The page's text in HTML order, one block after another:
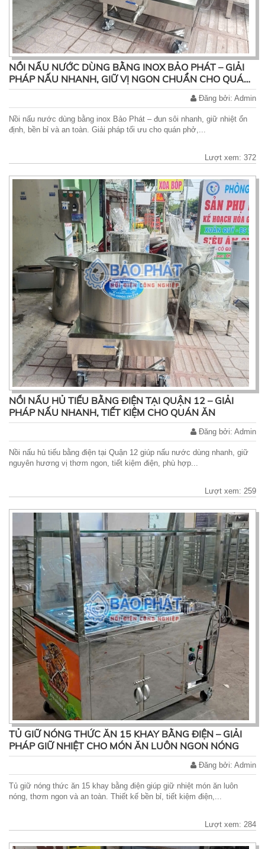
NỒI NẤU NƯỚC DÙNG BẰNG INOX BẢO PHÁT – GIẢI
PHÁP NẤU NHANH, GIỮ VỊ NGON CHUẨN CHO QUÁN
ĂN
Đăng bởi: Admin
Nồi nấu nước dùng bằng inox Bảo Phát – đun sôi nhanh, giữ nhiệt ổn
định, bền bỉ và an toàn. Giải pháp tối ưu cho quán phở,...
Lượt xem: 372
NỒI NẤU HỦ TIẾU BẰNG ĐIỆN TẠI QUẬN 12 – GIẢI
PHÁP NẤU NHANH, TIẾT KIỆM CHO QUÁN ĂN
Đăng bởi: Admin
Nồi nấu hủ tiếu bằng điện tại Quận 12 giúp nấu nước dùng nhanh, giữ
nguyên hương vị thơm ngon, tiết kiệm điện, phù hợp...
Lượt xem: 259
TỦ GIỮ NÓNG THỨC ĂN 15 KHAY BẰNG ĐIỆN – GIẢI
PHÁP GIỮ NHIỆT CHO MÓN ĂN LUÔN NGON NÓNG
Đăng bởi: Admin
Tủ giữ nóng thức ăn 15 khay bằng điện giúp giữ nhiệt món ăn luôn
nóng, thơm ngon và an toàn. Thiết kế bền bỉ, tiết kiệm điện,...
Lượt xem: 284